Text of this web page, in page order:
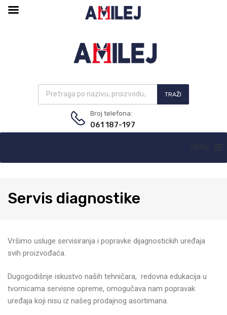
TRAŽI
Broj telefona:
061 187-197
Servis diagnostike
Vršimo usluge servisiranja i popravke dijagnostickih uređaja
svih proizvođaća.
Dugogodišnje iskustvo naših tehničara, redovna edukacija u
tvornicama servisne opreme, omogučava nam popravak
uređaja koji nisu iz našeg prodajnog asortimana.